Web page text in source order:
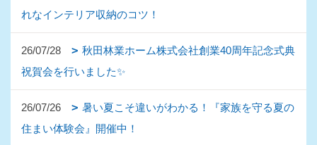
れなインテリア収納のコツ！
26/07/28
秋田林業ホーム株式会社創業40周年記念式典
祝賀会を行いました✨
26/07/26
暑い夏こそ違いがわかる！『家族を守る夏の
住まい体験会』開催中！